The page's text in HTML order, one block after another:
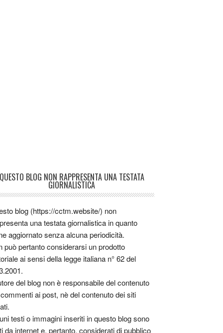
QUESTO BLOG NON RAPPRESENTA UNA TESTATA
GIORNALISTICA
blog (https://cctm.website/) non
una testata giornalistica in quanto
aggiornato senza alcuna periodicità.
può pertanto considerarsi un prodotto
ai sensi della legge italiana n° 62 del
del blog non è responsabile del contenuto
ai post, nè del contenuto dei siti
testi o immagini inseriti in questo blog sono
da internet e, pertanto, considerati di pubblico